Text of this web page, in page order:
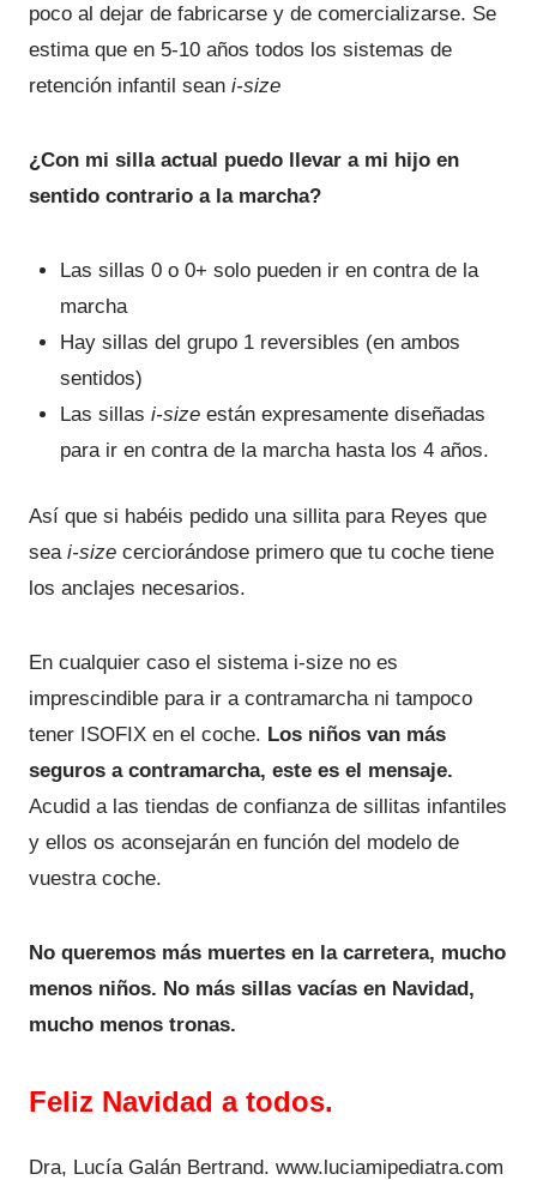
poco al dejar de fabricarse y de comercializarse. Se
estima que en 5-10 años todos los sistemas de
retención infantil sean i-size
¿Con mi silla actual puedo llevar a mi hijo en
sentido contrario a la marcha?
Las sillas 0 o 0+ solo pueden ir en contra de la
marcha
Hay sillas del grupo 1 reversibles (en ambos
sentidos)
Las sillas i-sizeestán expresamente diseñadas
para ir en contra de la marcha hasta los 4 años.
Así que si habéis pedido una sillita para Reyes que
seai-size cerciorándose primero que tu coche tiene
los anclajes necesarios.
En cualquier caso el sistema i-size no es
imprescindible para ir a contramarcha ni tampoco
tener ISOFIX en el coche. Los niños van más
seguros a contramarcha, este es el mensaje.
Acudid a las tiendas de confianza de sillitas infantiles
y ellos os aconsejarán en función del modelo de
vuestra coche.
No queremos más muertes en la carretera, mucho
menos niños. No más sillas vacías en Navidad,
mucho menos tronas.
Feliz Navidad a todos.
Dra, Lucía Galán Bertrand. www.luciamipediatra.com